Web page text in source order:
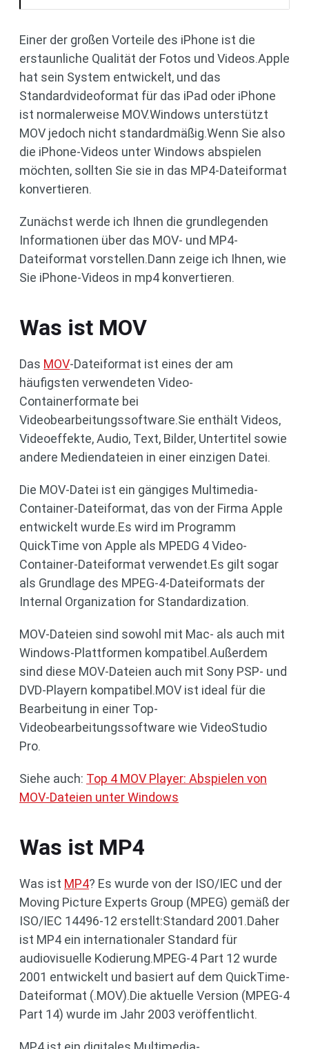
Einer der großen Vorteile des iPhone ist die
erstaunliche Qualität der Fotos und Videos.Apple
hat sein System entwickelt, und das
Standardvideoformat für das iPad oder iPhone
ist normalerweise MOV.Windows unterstützt
MOV jedoch nicht standardmäßig.Wenn Sie also
die iPhone-Videos unter Windows abspielen
möchten, sollten Sie sie in das MP4-Dateiformat
konvertieren.
Zunächst werde ich Ihnen die grundlegenden
Informationen über das MOV- und MP4-
Dateiformat vorstellen.Dann zeige ich Ihnen, wie
Sie iPhone-Videos in mp4 konvertieren.
Was ist MOV
Das MOV-Dateiformat ist eines der am
häufigsten verwendeten Video-
Containerformate bei
Videobearbeitungssoftware.Sie enthält Videos,
Videoeffekte, Audio, Text, Bilder, Untertitel sowie
andere Mediendateien in einer einzigen Datei.
Die MOV-Datei ist ein gängiges Multimedia-
Container-Dateiformat, das von der Firma Apple
entwickelt wurde.Es wird im Programm
QuickTime von Apple als MPEDG 4 Video-
Container-Dateiformat verwendet.Es gilt sogar
als Grundlage des MPEG-4-Dateiformats der
Internal Organization for Standardization.
MOV-Dateien sind sowohl mit Mac- als auch mit
Windows-Plattformen kompatibel.Außerdem
sind diese MOV-Dateien auch mit Sony PSP- und
DVD-Playern kompatibel.MOV ist ideal für die
Bearbeitung in einer Top-
Videobearbeitungssoftware wie VideoStudio
Pro.
Siehe auch: Top 4 MOV Player: Abspielen von
MOV-Dateien unter Windows
Was ist MP4
Was ist MP4? Es wurde von der ISO/IEC und der
Moving Picture Experts Group (MPEG) gemäß der
ISO/IEC 14496-12 erstellt:Standard 2001.Daher
ist MP4 ein internationaler Standard für
audiovisuelle Kodierung.MPEG-4 Part 12 wurde
2001 entwickelt und basiert auf dem QuickTime-
Dateiformat (.MOV).Die aktuelle Version (MPEG-4
Part 14) wurde im Jahr 2003 veröffentlicht.